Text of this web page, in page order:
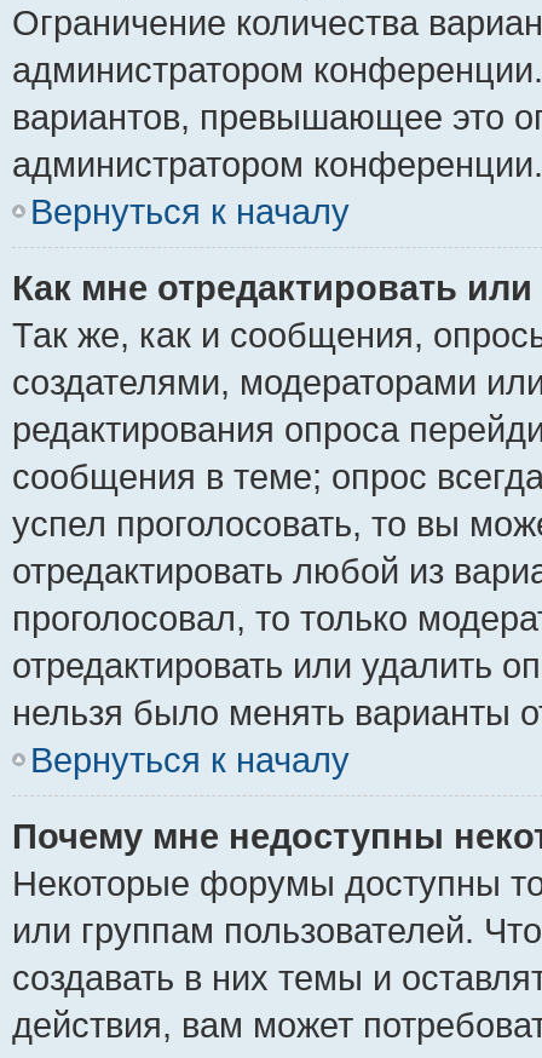
Ограничение количества
администратором
вариантов, превышающее это
администратором конференции.
Вернуться к началу
Как мне отредактировать
Так же, как и сообщения,
создателями, модераторами
редактирования опроса
сообщения в теме; опрос
успел проголосовать, то вы
отредактировать любой из
проголосовал, то только
отредактировать или удалить
нельзя было менять варианты
Вернуться к началу
Почему мне недоступны
Некоторые форумы доступны
или группам пользователей.
создавать в них темы и
действия, вам может